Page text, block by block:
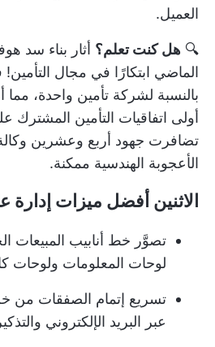
العميل.
🔍 هل كنت تعلم؟ أثار بناء سد
الماضي ابتكارًا في مجال
بالنسبة لشركة تأمين واحدة،
أولى اتفاقيات التأمين المشترك
تضافرت جهود أربع وعشرين
الأعجوبة الهندسية ممكنة.
الاثنين أفضل ميزات إدارة
تصوَّر خط أنابيب المبيعات
لوحات المعلومات ولوحات
تسريع إتمام الصفقات من
عبر البريد الإلكتروني